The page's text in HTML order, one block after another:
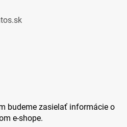
budeme zasielať informácie o
e-shope.